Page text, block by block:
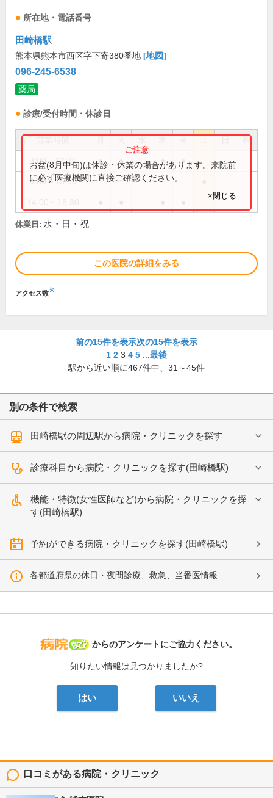
所在地・電話番号
田崎橋駅
熊本県熊本市西区字下寄380番地 [地図]
096-245-6538
薬局
診療/受付時間・休診日
祝
9:00～12:30 ● ● ● ●
9:00～15:30
お盆(8月中旬)は休診・休業の場合があります。来院前
に必ず医療機関に直接ご確認ください。
×閉じる
休業日: 水・日・祝
この医院の詳細をみる
アクセス数※
前の15件を表示次の15件を表示
1 2 3 4 5
最後
駅から近い順に467件中、 31～45件
別の条件で検索
田崎橋駅の周辺駅から病院・クリニックを探す
診療科目から病院・クリニックを探す(田崎橋駅)
機能・特徴(女性医師など)から病院・クリニックを探
す(田崎橋駅)
予約ができる病院・クリニックを探す(田崎橋駅)
各都道府県の休日・夜間診療、救急、当番医情報
病院なび
からのアンケートにご協力ください。
知りたい情報は見つかりましたか?
はい いいえ
口コミがある病院・クリニック